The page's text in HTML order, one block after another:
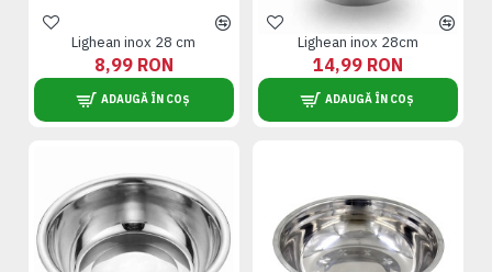
Lighean inox 28 cm
8,99 RON
ADAUGĂ ÎN COȘ
Lighean inox 28cm
14,99 RON
ADAUGĂ ÎN COȘ